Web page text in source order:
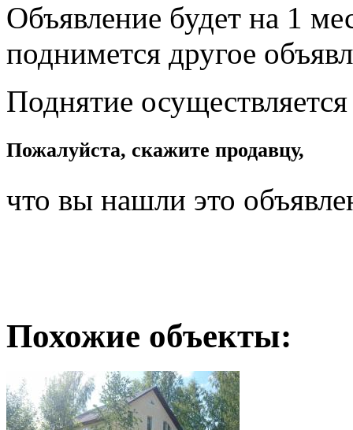
Объявление будет на 1
поднимется другое
Поднятие
Пожалуйста, скажите продавцу,
что вы нашли это
Похожие объекты: